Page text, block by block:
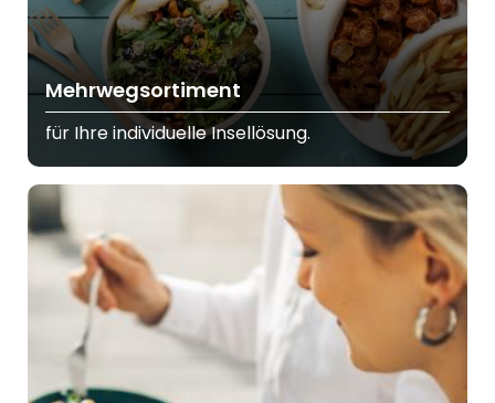
Mehrwegsortiment
für Ihre individuelle Insellösung.